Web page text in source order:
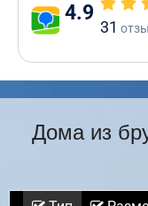
4.9
31
Дома из